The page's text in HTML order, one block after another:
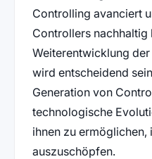
Controlling avanciert
Controllers nachhaltig
Weiterentwicklung
wird entscheidend
Generation von
technologische
ihnen zu ermöglichen,
auszuschöpfen.